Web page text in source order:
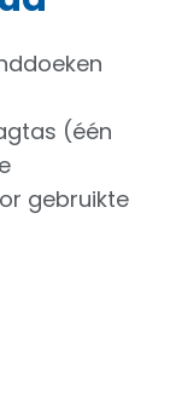
(één
gebruikte